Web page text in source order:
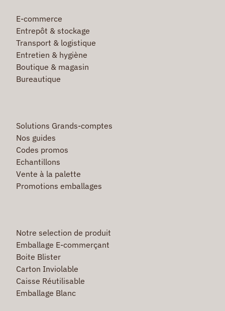
E-commerce
Entrepôt & stockage
Transport & logistique
Entretien & hygiène
Boutique & magasin
Bureautique
Solutions Grands-comptes
Nos guides
Codes promos
Echantillons
Vente à la palette
Promotions emballages
Notre selection de produit
Emballage E-commerçant
Boite Blister
Carton Inviolable
Caisse Réutilisable
Emballage Blanc